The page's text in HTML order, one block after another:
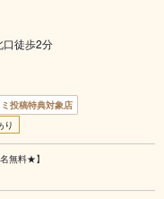
口徒歩2分
投稿特典対象店
り
無料★】